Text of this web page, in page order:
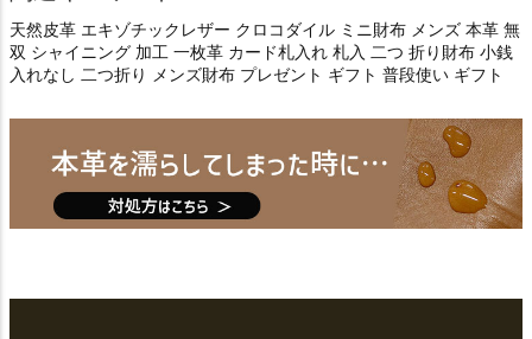
天然皮革 エキゾチックレザー クロコダイル ミニ財布 メンズ 本革 無
双 シャイニング 加工 一枚革 カード札入れ 札入 二つ 折り財布 小銭
入れなし 二つ折り メンズ財布 プレゼント ギフト 普段使い ギフト